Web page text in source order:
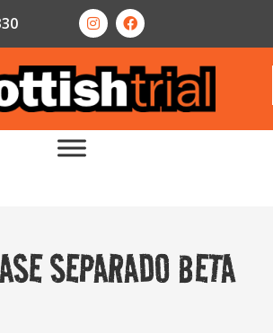
SEPARADO BETA